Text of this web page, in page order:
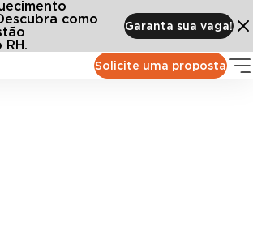
Solicite uma proposta
como
Garanta sua vaga!